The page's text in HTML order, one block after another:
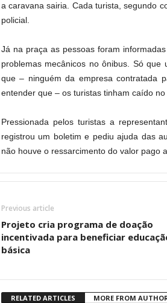
a caravana sairia. Cada turista, segundo
policial.
Já na praça as pessoas foram
problemas mecânicos no ônibus. Só
que – ninguém da empresa contratada
entender que – os turistas tinham caído no
Pressionada pelos turistas a
registrou um boletim e pediu ajuda das
não houve o ressarcimento do valor pago
Previous article
Projeto cria programa de doação
incentivada para beneficiar
básica
RELATED ARTICLES MORE FROM